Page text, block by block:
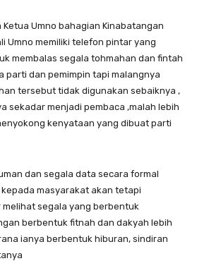
Umno bahagian Kinabatangan
Umno memiliki telefon pintar yang
membalas segala tohmahan dan fintah
parti dan pemimpin tapi malangnya
tersebut tidak digunakan sebaiknya ,
sekadar menjadi pembaca ,malah lebih
kenyataan yang dibuat parti
dan segala data secara formal
masyarakat akan tetapi
segala yang berbentuk
berbentuk fitnah dan dakyah lebih
ianya berbentuk hiburan, sindiran